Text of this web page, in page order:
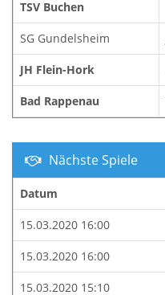
TSV Buchen
SG Gundelsheim
JH Flein-Hork
Bad Rappenau
Nächste Spiele
Datum
15.03.2020 16:00
15.03.2020 16:00
15.03.2020 15:10